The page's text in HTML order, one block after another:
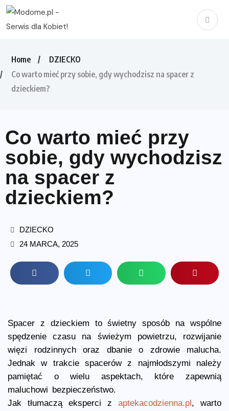
Home
DZIECKO
Co warto mieć przy sobie, gdy wychodzisz na spacer z
dzieckiem?
Co warto mieć przy
sobie, gdy wychodzisz
na spacer z
dzieckiem?
DZIECKO
24 MARCA, 2025
Spacer z dzieckiem to świetny sposób na wspólne
spędzenie czasu na świeżym powietrzu, rozwijanie
więzi rodzinnych oraz dbanie o zdrowie malucha.
Jednak w trakcie spacerów z najmłodszymi należy
pamiętać o wielu aspektach, które zapewnią
maluchowi bezpieczeństwo.
Jak tłumaczą eksperci z aptekacodzienna.pl, warto